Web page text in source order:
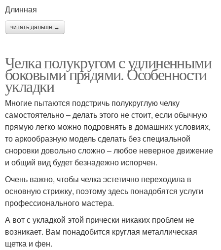
Длинная
читать дальше →
Челка полукругом с удлиненными
боковыми прядями. Особенности
укладки
Многие пытаются подстричь полукруглую челку
самостоятельно – делать этого не стоит, если обычную
прямую легко можно подровнять в домашних условиях,
то аркообразную модель сделать без специальной
сноровки довольно сложно – любое неверное движение
и общий вид будет безнадежно испорчен.
Очень важно, чтобы челка эстетично переходила в
основную стрижку, поэтому здесь понадобятся услуги
профессионального мастера.
А вот с укладкой этой прически никаких проблем не
возникает. Вам понадобится круглая металлическая
щетка и фен.